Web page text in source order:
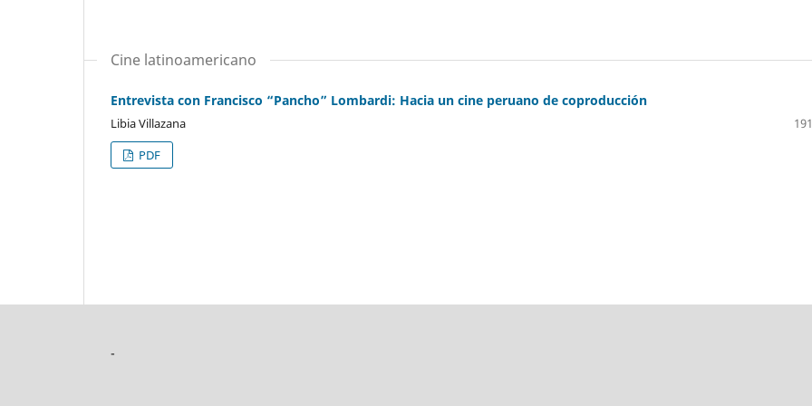
Cine latinoamericano
Entrevista con Francisco “Pancho” Lombardi: Hacia un cine peruano de coproducción
Libia Villazana
PDF
-